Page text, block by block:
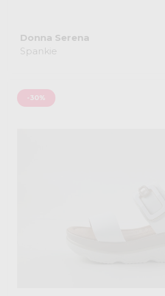
Donna Serena
Spankie
-30%